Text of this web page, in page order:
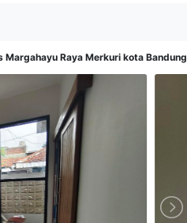
Raya Merkuri kota Bandung